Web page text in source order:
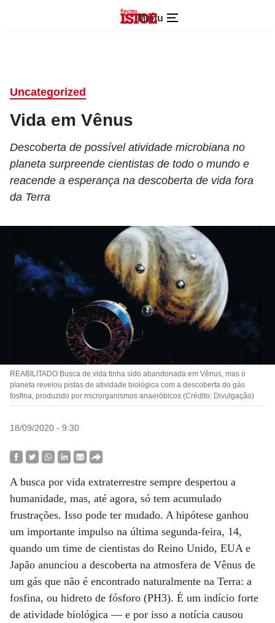
Menu
Uncategorized
Vida em Vênus
Descoberta de possível atividade microbiana no
planeta surpreende cientistas de todo o mundo e
reacende a esperança na descoberta de vida fora
da Terra
REABILITADO Busca de vida tinha sido abandonada em Vênus, mas o
planeta revelou pistas de atividade biológica com a descoberta do gás
fosfina, produzido por microrganismos anaeróbicos (Crédito: Divulgação)
18/09/2020 - 9:30
A busca por vida extraterrestre sempre despertou a
humanidade, mas, até agora, só tem acumulado
frustrações. Isso pode ter mudado. A hipótese ganhou
um importante impulso na última segunda-feira, 14,
quando um time de cientistas do Reino Unido, EUA e
Japão anunciou a descoberta na atmosfera de Vênus de
um gás que não é encontrado naturalmente na Terra: a
fosfina, ou hidreto de fósforo (PH3). É um indício forte
de atividade biológica — e por isso a notícia causou